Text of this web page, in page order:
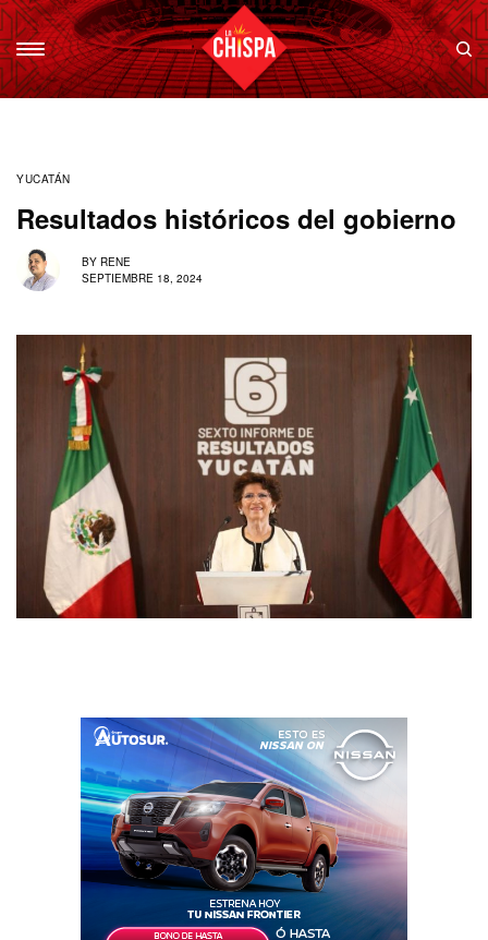
YUCATÁN
Resultados históricos del gobierno
BY RENE
SEPTIEMBRE 18, 2024